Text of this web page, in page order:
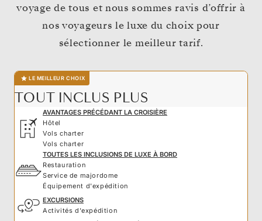
voyage de tous et nous sommes ravis d’offrir à
nos voyageurs le luxe du choix pour
sélectionner le meilleur tarif.
LE MEILLEUR CHOIX
TOUT INCLUS PLUS
AVANTAGES PRÉCÉDANT LA CROISIÈRE
Hôtel
Vols charter
Vols charter
TOUTES LES INCLUSIONS DE LUXE À BORD
Restauration
Service de majordome
Équipement d'expédition
EXCURSIONS
Activités d'expédition